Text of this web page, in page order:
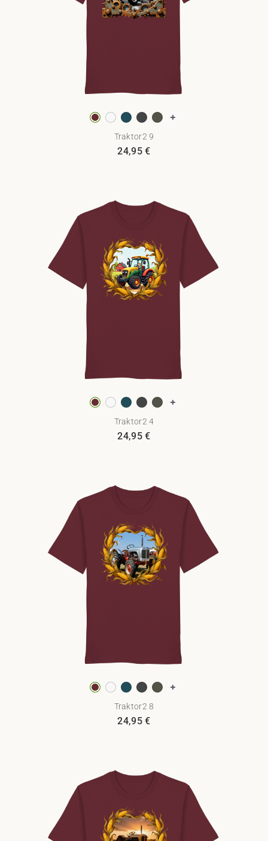
Traktor2 9
24,95€
Traktor2 4
24,95€
Traktor2 8
24,95€